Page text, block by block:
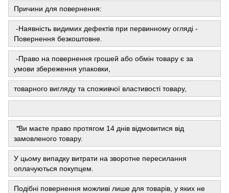
Причини для повернення:
-Наявність видимих ​​дефектів при первинному огляді -
Повернення безкоштовне.
-Право на повернення грошей або обмін товару є за
умови збереження упаковки,
товарного вигляду та споживчої властивості товару,
*Ви маєте право протягом 14 днів відмовитися від
замовленого товару.
У цьому випадку витрати на зворотне пересилання
оплачуються покупцем.
Подібні повернення можливі лише для товарів, у яких не